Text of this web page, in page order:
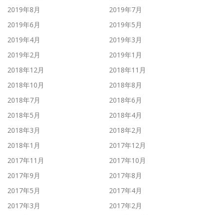
2019年8月
2019年7月
2019年6月
2019年5月
2019年4月
2019年3月
2019年2月
2019年1月
2018年12月
2018年11月
2018年10月
2018年8月
2018年7月
2018年6月
2018年5月
2018年4月
2018年3月
2018年2月
2018年1月
2017年12月
2017年11月
2017年10月
2017年9月
2017年8月
2017年5月
2017年4月
2017年3月
2017年2月